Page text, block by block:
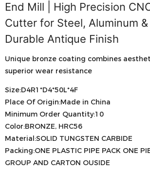
End Mill | High Precision
Cutter for Steel, Aluminum &
Durable Antique Finish
Unique bronze coating combines
superior wear resistance
Size:D4R1*D4*50L*4F
Place Of Origin:Made in China
Minimum Order Quantity:10
Color:BRONZE, HRC56
Material:SOLID TUNGSTEN CARBIDE
Packing:ONE PLASTIC PIPE PACK ONE
GROUP AND CARTON OUSIDE